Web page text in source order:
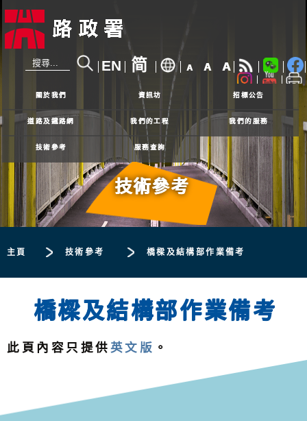
EN 简 A A A
2926 4111
關於我們 資訊坊 招標公告
道路及鐵路網 我們的工程 我們的服務
技術參考 服務查詢
主頁
技術參考
技術參考 橋樑及結構部作業備考
橋樑及結構部作業備考
此頁內容只提供 英文版 。